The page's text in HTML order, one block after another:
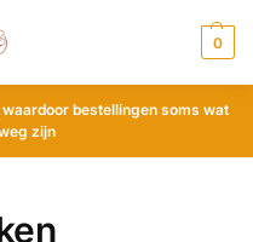
0
bestellingen soms wat
zijn